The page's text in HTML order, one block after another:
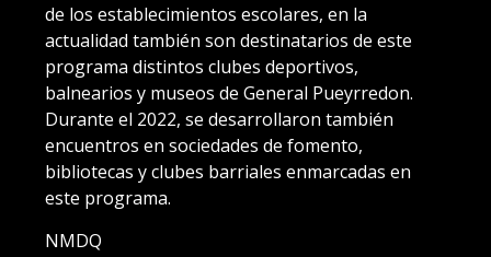
de los establecimientos escolares, en la
actualidad también son destinatarios de este
programa distintos clubes deportivos,
balnearios y museos de General Pueyrredon.
Durante el 2022, se desarrollaron también
encuentros en sociedades de fomento,
bibliotecas y clubes barriales enmarcadas en
este programa.
NMDQ